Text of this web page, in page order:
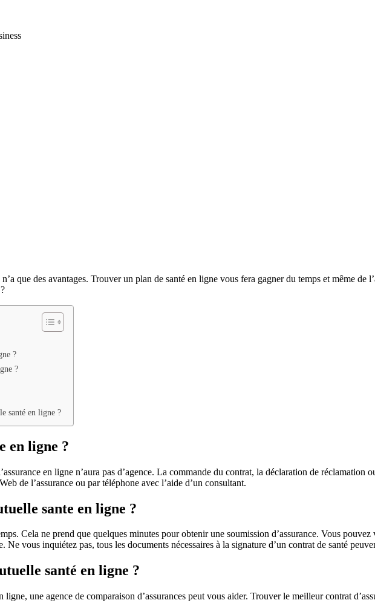
que des avantages. Trouver un plan de santé en ligne vous fera gagner du temps et même de
?
?
santé en ligne ?
en ligne ?
en ligne n’aura pas d’agence. La commande du contrat, la déclaration de réclamation
de l’assurance ou par téléphone avec l’aide d’un consultant.
sante en ligne ?
Cela ne prend que quelques minutes pour obtenir une soumission d’assurance. Vous
vous inquiétez pas, tous les documents nécessaires à la signature d’un contrat de santé
santé en ligne ?
ligne, une agence de comparaison d’assurances peut vous aider. Trouver le meilleur contrat